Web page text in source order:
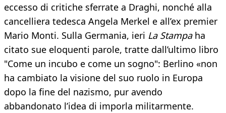
eccesso di critiche sferrate a Draghi, nonché alla
cancelliera tedesca Angela Merkel e all’ex premier
Mario Monti. Sulla Germania, ieri La Stampaha
citato sue eloquenti parole, tratte dall’ultimo libro
"Come un incubo e come un sogno": Berlino «non
ha cambiato la visione del suo ruolo in Europa
dopo la fine del nazismo, pur avendo
abbandonato l’idea di imporla militarmente.